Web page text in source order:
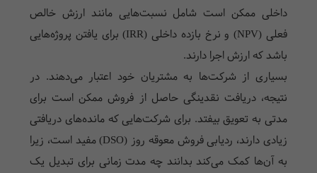
داخلی ممکن است شامل نسبت‌هایی مانند ارزش خالص
فعلی (NPV) و نرخ بازده داخلی (IRR) برای یافتن پروژه‌هایی
باشد که ارزش اجرا دارند.
بسیاری از شرکت‌ها به مشتریان خود اعتبار می‌دهند. در
نتیجه، دریافت نقدینگی حاصل از فروش ممکن است برای
مدتی به تعویق بیفتد. برای شرکت‌هایی که مانده‌های دریافتی
زیادی دارند، ردیابی فروش معوقه روز (DSO) مفید است، زیرا
به آن‌ها کمک می‌کند بدانند چه مدت زمانی برای تبدیل یک